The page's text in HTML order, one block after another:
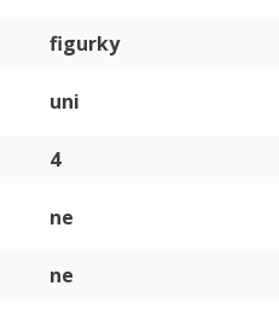
figurky
uni
4
ne
ne